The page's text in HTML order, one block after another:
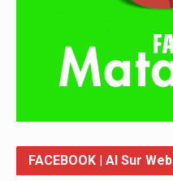
FACEBOOK | Al Sur Web